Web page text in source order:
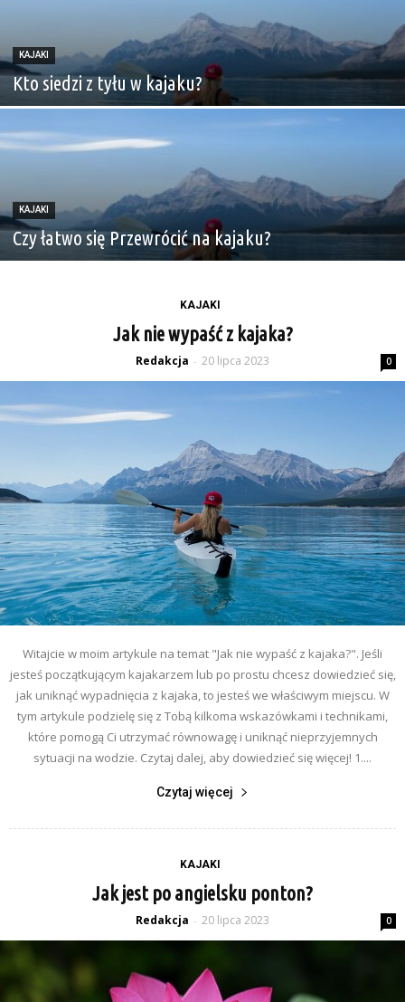
KAJAKI
Kto siedzi z tyłu w kajaku?
KAJAKI
Czy łatwo się Przewrócić na kajaku?
KAJAKI
Jak nie wypaść z kajaka?
Redakcja - 20 lipca 2023 0
Witajcie w moim artykule na temat "Jak nie wypaść z kajaka?". Jeśli
jesteś początkującym kajakarzem lub po prostu chcesz dowiedzieć się,
jak uniknąć wypadnięcia z kajaka, to jesteś we właściwym miejscu. W
tym artykule podzielę się z Tobą kilkoma wskazówkami i technikami,
które pomogą Ci utrzymać równowagę i uniknąć nieprzyjemnych
sytuacji na wodzie. Czytaj dalej, aby dowiedzieć się więcej! 1....
Czytaj więcej
KAJAKI
Jak jest po angielsku ponton?
Redakcja - 20 lipca 2023 0